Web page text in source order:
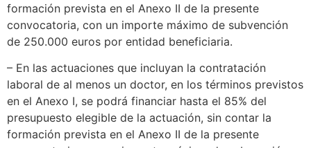
formación prevista en el Anexo II de la presente
convocatoria, con un importe máximo de subvención
de 250.000 euros por entidad beneficiaria.
– En las actuaciones que incluyan la contratación
laboral de al menos un doctor, en los términos previstos
en el Anexo I, se podrá financiar hasta el 85% del
presupuesto elegible de la actuación, sin contar la
formación prevista en el Anexo II de la presente